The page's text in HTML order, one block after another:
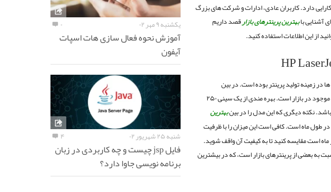
دارد. کاربران عادی، ادارات و شرکت های بزرگ
آشنایی بابهترین پرینترهای بازارقصد داریم
از این اطلاعات استفاده کنید.
HP
زمینه تولید پرینتر بوده است. در بین
یکی از بهترین پرینترهای موجود در بازار است. بهره مندی از یک سینی ۲۵۰
نکته دیگری که این مدل را در بینبهترین
ظرفیت پرینت ۲۵۰۰۰ برگه در طول ماه است. کافی است این میزان را با ظرفیت
بازار که معمولاً بین ۵۰۰۰ تا ۱۰٫۰۰۰ برگ در ماه است مقایسه کنید تا به کیفیت آن واقف شوید.
به بعضی از پرینترهای بازار است، که در بیشترین
یکشنبه ۹ مهر ۰۲ ۰
آموزش نحوه فعال سازی هات اسپات
آیفون
شنبه ۲۵ شهریور ۰۲ ۴
فایل jsp چیست و چه کاربردی در زبان
برنامه نویسی جاوا دارد؟